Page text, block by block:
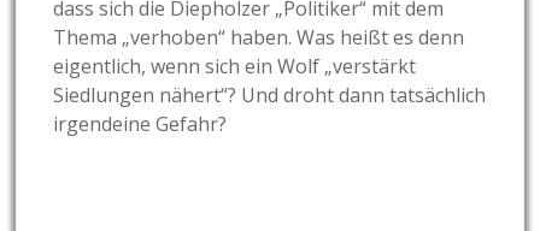
dass sich die Diepholzer „Politiker“ mit dem
Thema „verhoben“ haben. Was heißt es denn
eigentlich, wenn sich ein Wolf „verstärkt
Siedlungen nähert“? Und droht dann tatsächlich
irgendeine Gefahr?